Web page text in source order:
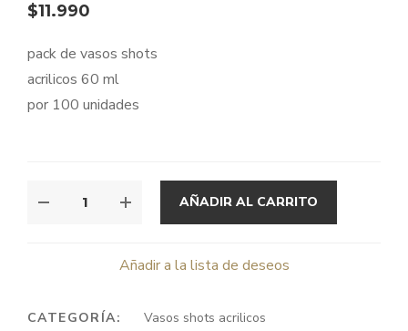
$11.990
pack de vasos shots
acrilicos 60 ml
por 100 unidades
POR
AÑADIR AL CARRITO
Añadir a la lista de deseos
CATEGORÍA: Vasos shots acrilicos